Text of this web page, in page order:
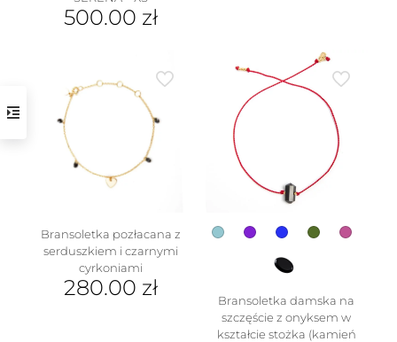
500.00 zł
Bransoletka pozłacana z
serduszkiem i czarnymi
cyrkoniami
280.00 zł
Bransoletka damska na
szczęście z onyksem w
kształcie stożka (kamień